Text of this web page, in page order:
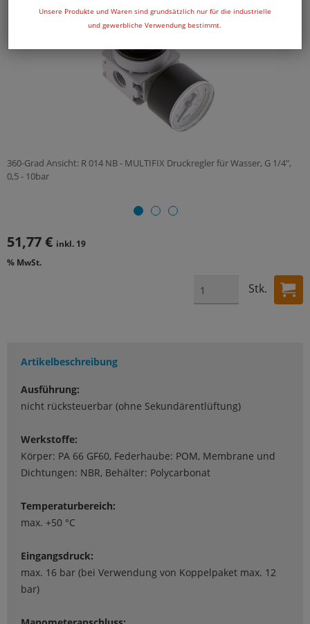
Unsere Produkte und Waren sind grundsätzlich nur für die industrielle
und gewerbliche Verwendung bestimmt.
360-Grad Ansicht: R 014 NB - MULTIFIX Druckregler für Wasser, G 1/4",
0,5 - 10bar
51,77 € inkl. 19
% MwSt.
Stk.
Artikelbeschreibung
Ausführung:
nicht rücksteuerbar (ohne Sekundärentlüftung)
Werkstoffe:
Körper: PA 66 GF60, Federhaube: POM, Membrane und
Dichtungen: NBR, Behälter: Polycarbonat
Temperaturbereich:
max. +50 °C
Eingangsdruck:
max. 16 bar (bei Verwendung von Koppelpaket max. 12
bar)